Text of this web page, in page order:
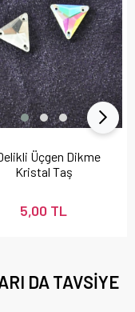
Üçgen Dikme
Kristal Taş
5,00 TL
DA TAVSIYE